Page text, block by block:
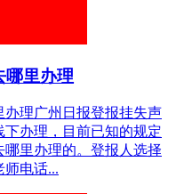
哪里办理
理广州日报登报挂失声
办理，目前已知的规定
里办理的。登报人选择
师电话...